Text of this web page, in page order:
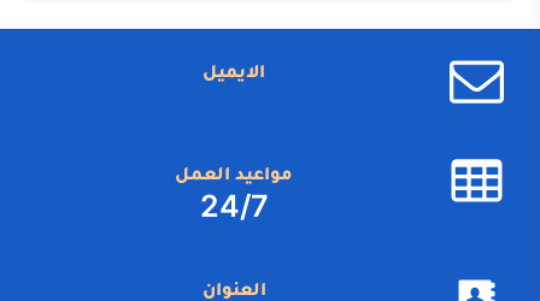
الايميل
مواعيد العمل
24/7
العنوان